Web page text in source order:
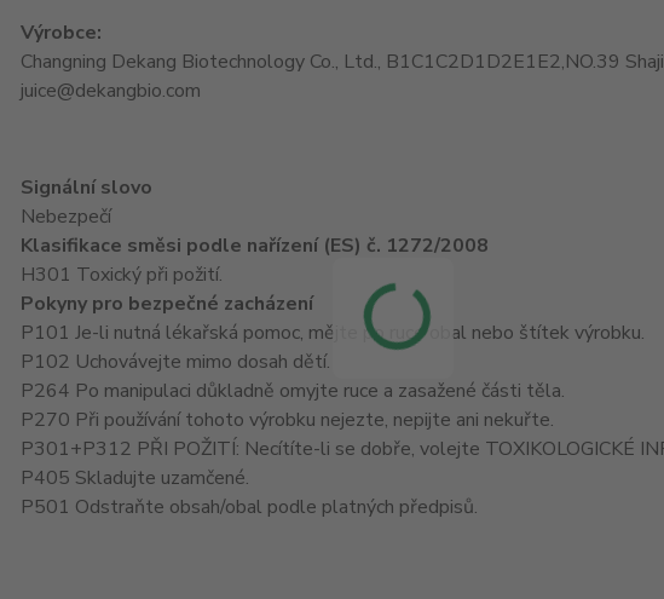
Výrobce:
Changning Dekang Biotechnology Co., Ltd., B1C1C2D1D2E1E2,NO.39
juice@dekangbio.com
Signální slovo
Nebezpečí
Klasifikace směsi podle nařízení (ES) č. 1272/2008
H301 Toxický při požití.
Pokyny pro bezpečné zacházení
P101 Je-li nutná lékařská pomoc, mějte po ruce obal nebo štítek výrobku.
P102 Uchovávejte mimo dosah dětí.
P264 Po manipulaci důkladně omyjte ruce a zasažené části těla.
P270 Při používání tohoto výrobku nejezte, nepijte ani nekuřte.
P301+P312 PŘI POŽITÍ: Necítíte-li se dobře, volejte TOXIKOLOGICKÉ
P405 Skladujte uzamčené.
P501 Odstraňte obsah/obal podle platných předpisů.